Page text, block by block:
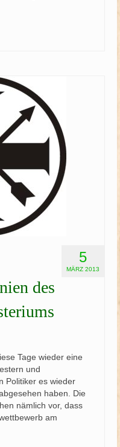
5
MÄRZ 2013
des
Tage wieder eine
und
Politiker es wieder
haben. Die
nämlich vor, dass
am